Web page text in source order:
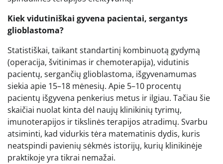
Kiek vidutiniškai gyvena pacientai, sergantys
glioblastoma?
Statistiškai, taikant standartinį kombinuotą gydymą
(operacija, švitinimas ir chemoterapija), vidutinis
pacientų, sergančių glioblastoma, išgyvenamumas
siekia apie 15–18 mėnesių. Apie 5–10 procentų
pacientų išgyvena penkerius metus ir ilgiau. Tačiau šie
skaičiai nuolat kinta dėl naujų klinikinių tyrimų,
imunoterapijos ir tikslinės terapijos atradimų. Svarbu
atsiminti, kad vidurkis tėra matematinis dydis, kuris
neatspindi pavienių sėkmės istorijų, kurių klinikinėje
praktikoje yra tikrai nemažai.